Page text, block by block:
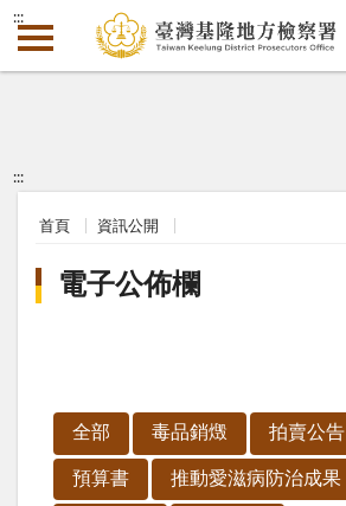
:::
:::
首頁 資訊公開
電子公佈欄
全部 毒品銷燬 拍賣公告
預算書 推動愛滋病防治成果